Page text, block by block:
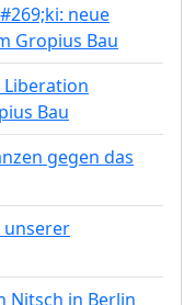
neue
Gropius Bau
Liberation
Bau
gegen das
unserer
Nitsch in Berlin